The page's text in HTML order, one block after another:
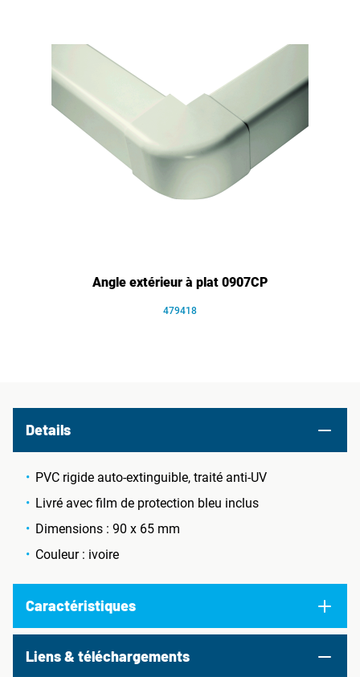
Angle extérieur à plat 0907CP
479418
Details
PVC rigide auto-extinguible, traité anti-UV
Livré avec film de protection bleu inclus
Dimensions : 90 x 65 mm
Couleur : ivoire
Caractéristiques
Liens & téléchargements